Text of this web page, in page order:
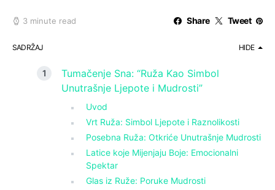
3 minute read Share Tweet
SADRŽAJ HIDE
Tumačenje Sna: “Ruža Kao Simbol
Unutrašnje Ljepote i Mudrosti”
Uvod
Vrt Ruža: Simbol Ljepote i Raznolikosti
Posebna Ruža: Otkriće Unutrašnje Mudrosti
Latice koje Mijenjaju Boje: Emocionalni
Spektar
Glas iz Ruže: Poruke Mudrosti